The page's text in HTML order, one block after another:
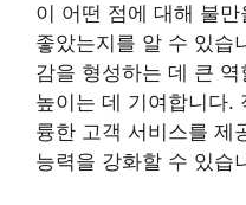
이 어떤 점에 대해 불
좋았는지를 알 수 있습
감을 형성하는 데 큰
높이는 데 기여합니다.
륭한 고객 서비스를 제
능력을 강화할 수 있습